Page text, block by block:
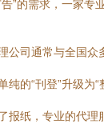
”的需求，一家专
公司通常与全国
纯的“刊登”升级
报纸，专业的代